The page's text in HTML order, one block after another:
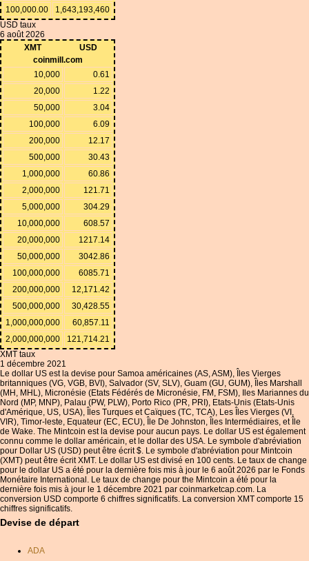
100,000.00
1,643,193,460
USD taux
6 août 2026
XMT
USD
coinmill.com
10,000
0.61
20,000
1.22
50,000
3.04
100,000
6.09
200,000
12.17
500,000
30.43
1,000,000
60.86
2,000,000
121.71
5,000,000
304.29
10,000,000
608.57
20,000,000
1217.14
50,000,000
3042.86
100,000,000
6085.71
200,000,000
12,171.42
500,000,000
30,428.55
1,000,000,000
60,857.11
2,000,000,000
121,714.21
XMT taux
1 décembre 2021
Le dollar US est la devise pour Samoa américaines (AS, ASM), Îles Vierges
britanniques (VG, VGB, BVI), Salvador (SV, SLV), Guam (GU, GUM), Îles Marshall
(MH, MHL), Micronésie (Etats Fédérés de Micronésie, FM, FSM), Iles Mariannes du
Nord (MP, MNP), Palau (PW, PLW), Porto Rico (PR, PRI), Etats-Unis (Etats-Unis
d'Amérique, US, USA), Îles Turques et Caïques (TC, TCA), Les Îles Vierges (VI,
VIR), Timor-leste, Equateur (EC, ECU), Île De Johnston, Îles Intermédiaires, et Île
de Wake. The Mintcoin est la devise pour aucun pays. Le dollar US est également
connu comme le dollar américain, et le dollar des USA. Le symbole d'abréviation
pour Dollar US (USD) peut être écrit $. Le symbole d'abréviation pour Mintcoin
(XMT) peut être écrit XMT. Le dollar US est divisé en 100 cents. Le taux de change
pour le dollar US a été pour la dernière fois mis à jour le 6 août 2026 par le Fonds
Monétaire International. Le taux de change pour the Mintcoin a été pour la
dernière fois mis à jour le 1 décembre 2021 par coinmarketcap.com. La
conversion USD comporte 6 chiffres significatifs. La conversion XMT comporte 15
chiffres significatifs.
Devise de départ
ADA